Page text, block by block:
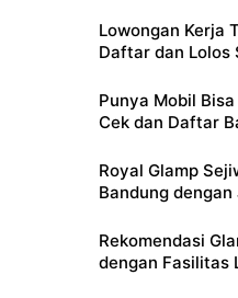
Lowongan Kerja
Daftar dan Lolos
Punya Mobil
Cek dan Daftar
Royal Glamp
Bandung
Rekomendasi
dengan Fasilitas